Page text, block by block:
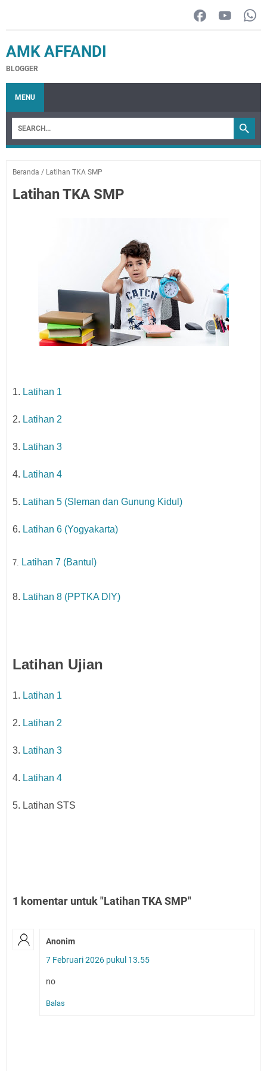
AMK AFFANDI
BLOGGER
MENU
Beranda / Latihan TKA SMP
Latihan TKA SMP
1. Latihan 1
2. Latihan 2
3. Latihan 3
4. Latihan 4
5. Latihan 5 (Sleman dan Gunung Kidul)
6. Latihan 6 (Yogyakarta)
7. Latihan 7 (Bantul)
8. Latihan 8 (PPTKA DIY)
Latihan Ujian
1. Latihan 1
2. Latihan 2
3. Latihan 3
4. Latihan 4
5. Latihan STS
1 komentar untuk "Latihan TKA SMP"
Anonim
7 Februari 2026 pukul 13.55
no
Balas